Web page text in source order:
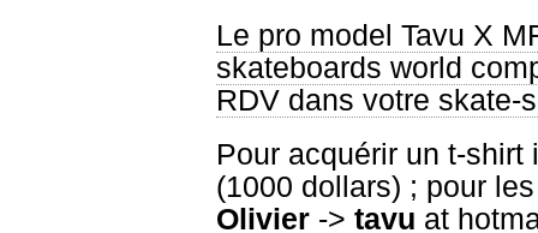
Le pro model Tavu X
skateboards world
RDV dans votre skate-
Pour acquérir un t-
(1000 dollars) ; pour
Olivier -> tavu at